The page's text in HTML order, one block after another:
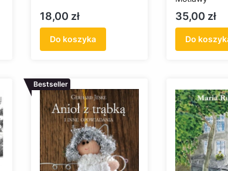
Cena
18,00 zł
Do koszyka
Cena
35,00 zł
Do
Bestseller